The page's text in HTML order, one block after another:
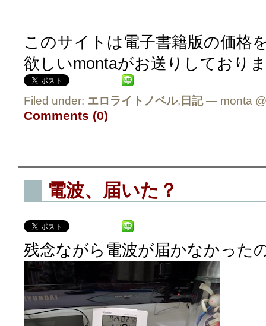
このサイトは電子書籍版の価格
欲しいmontaがお送りしており
Filed under: エロライトノベル, 日記— monta
Comments (0)
電波、届いた？
残念ながら電波が届かなかった